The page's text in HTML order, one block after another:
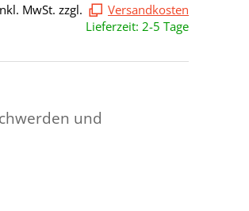
MwSt. zzgl.
Versandkosten
Lieferzeit: 2-5 Tage
und